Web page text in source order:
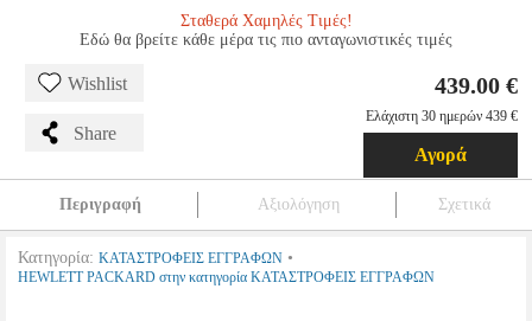
Σταθερά Χαμηλές Τιμές!
Εδώ θα βρείτε κάθε μέρα τις πιο ανταγωνιστικές τιμές
Wishlist
Share
439.00 €
Ελάχιστη 30 ημερών 439 €
Αγορά
Περιγραφή Αξιολόγηση Σχετικά
Κατηγορία: ΚΑΤΑΣΤΡΟΦΕΙΣ ΕΓΓΡΑΦΩΝ •
HEWLETT PACKARD στην κατηγορία ΚΑΤΑΣΤΡΟΦΕΙΣ ΕΓΓΡΑΦΩΝ